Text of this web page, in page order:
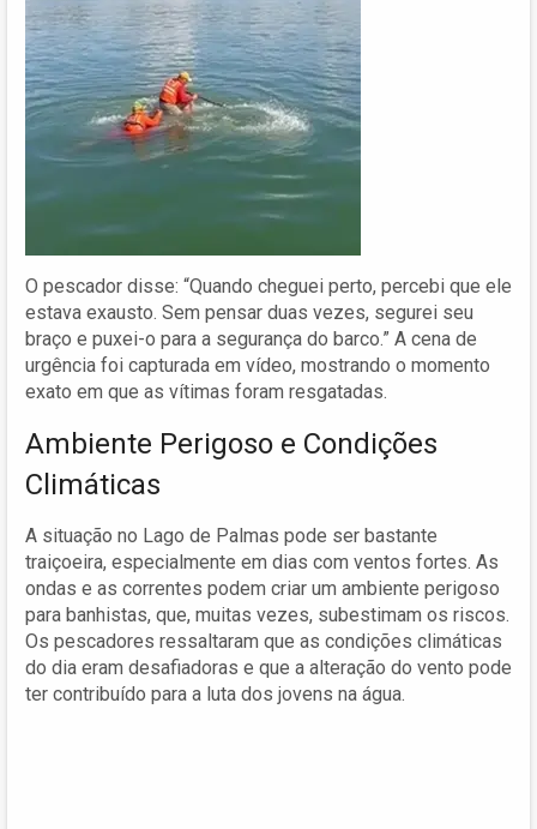
O pescador disse: “Quando cheguei perto, percebi que ele
estava exausto. Sem pensar duas vezes, segurei seu
braço e puxei-o para a segurança do barco.” A cena de
urgência foi capturada em vídeo, mostrando o momento
exato em que as vítimas foram resgatadas.
Ambiente Perigoso e Condições
Climáticas
A situação no Lago de Palmas pode ser bastante
traiçoeira, especialmente em dias com ventos fortes. As
ondas e as correntes podem criar um ambiente perigoso
para banhistas, que, muitas vezes, subestimam os riscos.
Os pescadores ressaltaram que as condições climáticas
do dia eram desafiadoras e que a alteração do vento pode
ter contribuído para a luta dos jovens na água.